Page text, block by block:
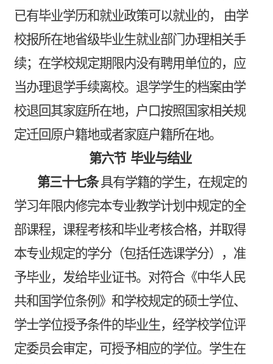
已有毕业学历和就业政策可以就业的，
由学
校报所在地省级毕业生就业部门办理相关手
续；在学校规定期限内没有聘用单位的，应
当办理退学手续离校。退学学生的档案由学
校退回其家庭所在地，户口按照国家相关规
定迁回原户籍地或者家庭户籍所在地。
第六节 毕业与结业
第三十七条 具有学籍的学生，在规定的
学习年限内修完本专业教学计划中规定的全
部课程，课程考核和毕业考核合格，并取得
本专业规定的学分（包括任选课学分），准
予毕业，发给毕业证书。对符合《中华人民
共和国学位条例》和学校规定的硕士学位、
学士学位授予条件的毕业生，经学校学位评
定委员会审定，可授予相应的学位。学生在